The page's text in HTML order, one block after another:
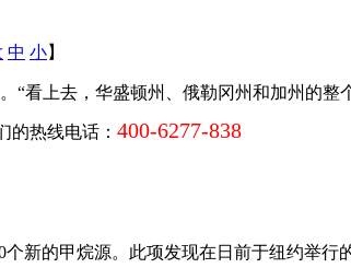
中 小】
“看上去，华盛顿州、俄勒冈州和加州的
的热线电话： 400-6277-838
新的甲烷源。此项发现在日前于纽约举行